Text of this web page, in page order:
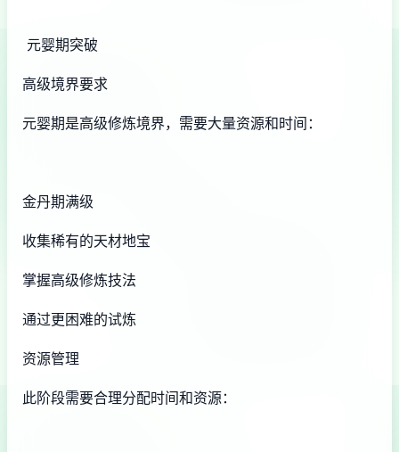
元婴期突破
高级境界要求
元婴期是高级修炼境界，需要大量资源和时间：
金丹期满级
收集稀有的天材地宝
掌握高级修炼技法
通过更困难的试炼
资源管理
此阶段需要合理分配时间和资源：